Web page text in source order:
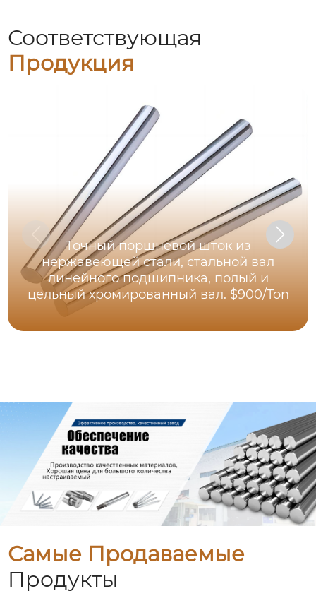
Соответствующая
Продукция
Точный поршневой шток из
нержавеющей стали, стальной вал
линейного подшипника, полый и
цельный хромированный вал. $900/Ton
Самые Продаваемые
Продукты